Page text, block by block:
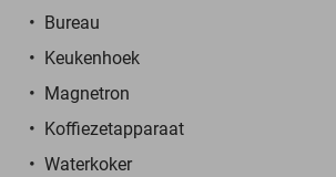
Bureau
Keukenhoek
Magnetron
Koffiezetapparaat
Waterkoker